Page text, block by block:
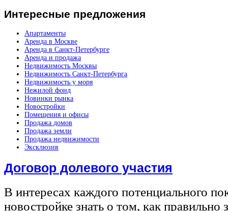
Интересные предложения
Апартаменты
Аренда в Москве
Аренда в Санкт-Петербурге
Аренда и продажа
Недвижимость Москвы
Недвижимость Санкт-Петербурга
Недвижимость у моря
Нежилой фонд
Новинки рынка
Новостройки
Помещения и офисы
Продажа домов
Продажа земли
Продажа недвижимости
Эксклюзив
Договор долевого участия
В интересах каждого потенциального
новостройке знать о том, как правильно